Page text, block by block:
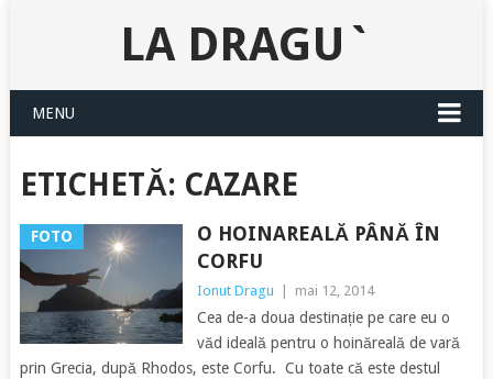
LA DRAGU`
MENU
ETICHETĂ: CAZARE
FOTO
O HOINAREALĂ PÂNĂ ÎN
CORFU
Ionut Dragu mai 12, 2014
Cea de-a doua destinație pe care eu o
văd ideală pentru o hoinăreală de vară
prin Grecia, după Rhodos, este Corfu. Cu toate că este destul